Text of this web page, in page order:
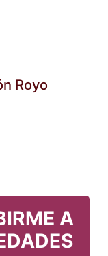
Royo
A